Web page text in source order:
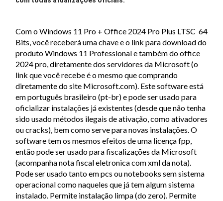
Com o Windows 11 Pro + Office 2024 Pro Plus LTSC 64
Bits, você receberá uma chave e o link para download do
produto Windows 11 Professional e também do office
2024 pro, diretamente dos servidores da Microsoft (o
link que você recebe é o mesmo que comprando
diretamente do site Microsoft.com). Este software está
em português brasileiro (pt-br) e pode ser usado para
oficializar instalações já existentes (desde que não tenha
sido usado métodos ilegais de ativação, como ativadores
ou cracks), bem como serve para novas instalações. O
software tem os mesmos efeitos de uma licença fpp,
então pode ser usado para fiscalizações da Microsoft
(acompanha nota fiscal eletronica com xml da nota).
Pode ser usado tanto em pcs ou notebooks sem sistema
operacional como naqueles que já tem algum sistema
instalado. Permite instalação limpa (do zero). Permite